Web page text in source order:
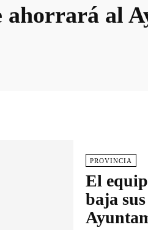
ahorrará al
PROVINCIA
El
baja